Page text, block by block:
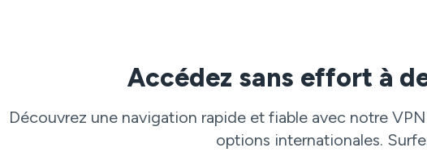
Accédez sans effort à
Découvrez une navigation rapide et fiable avec notre
options internationales.